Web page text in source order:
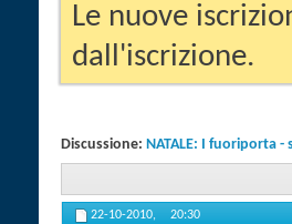
Le nuove
dall'iscrizione.
Discussione: NATALE: I fuoriporta -
22-10-2010, 20:30